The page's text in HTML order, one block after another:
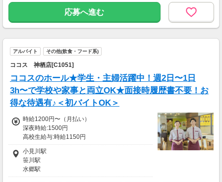
※65歳以上は日給マイナス590円
※70歳以上は日給マイナス1,190円
★交通誘導2級（以上）として従事した場合
■65歳～69歳迄では他の年代と同じ現場でも
安全面・体力面の考慮により比較的低負荷の業
70歳以降では低負荷業務や季節により
相談の上短時間勤務をすることもあるため
給与が上記になる場合がございます。
＜月収例＞
月収32万8,800円可能
（日給1万6,440円×月20日勤務）
副業・ＷワークOK
応募へ進む
アルバイト その他(飲食・フード系)
ココス 神栖店[C1051]
ココスのホール★学生・主婦活躍中！週2日〜1日
3h〜で学校や家事と両立OK★面接時履歴書不要！お
得な待遇有♪＜初バイトOK＞
時給1200円〜（月払い）
深夜時給:1500円
高校生給与:時給1150円
土日祝：時給100円UP、早朝手当(5:00〜8:00
迄):時給200円UP
■交通費
交通費一部支給
小見川駅
笹川駅
水郷駅
鹿島神宮駅